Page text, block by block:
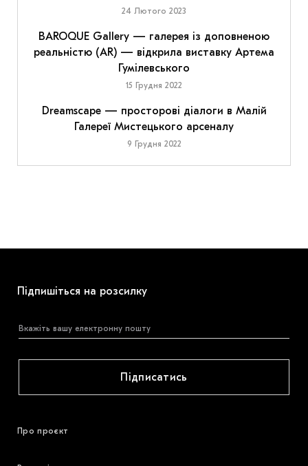
24 Лютого 2023
BAROQUE Gallery — галерея із доповненою
реальністю (AR) — відкрила виставку Артема
Гумілевського
15 Грудня 2022
Dreamscape — просторові діалоги в Малій
Галереї Мистецького арсеналу
9 Грудня 2022
Підпишіться на розсилку
Підписатись
Про проєкт